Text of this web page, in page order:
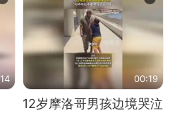
00:19
12岁摩洛哥男孩边境哭泣